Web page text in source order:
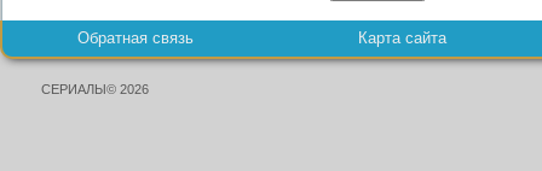
Обратная связь Карта сайта
СЕРИАЛЫ© 2026